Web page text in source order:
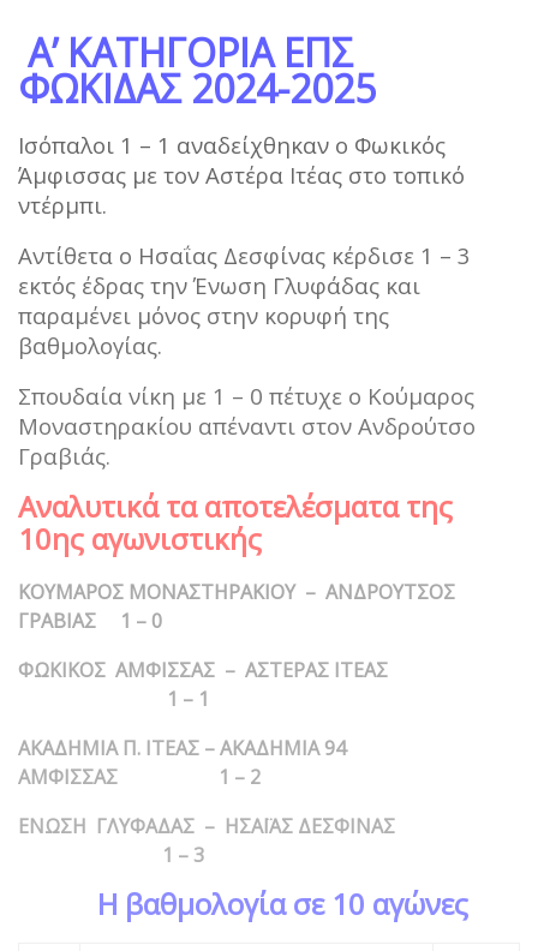
Α’ ΚΑΤΗΓΟΡΙΑ ΕΠΣ
ΦΩΚΙΔΑΣ 2024-2025
Ισόπαλοι 1 – 1 αναδείχθηκαν ο Φωκικός
Άμφισσας με τον Αστέρα Ιτέας στο τοπικό
ντέρμπι.
Αντίθετα ο Ησαΐας Δεσφίνας κέρδισε 1 – 3
εκτός έδρας την Ένωση Γλυφάδας και
παραμένει μόνος στην κορυφή της
βαθμολογίας.
Σπουδαία νίκη με 1 – 0 πέτυχε ο Κούμαρος
Μοναστηρακίου απέναντι στον Ανδρούτσο
Γραβιάς.
Αναλυτικά τα αποτελέσματα της
10ης αγωνιστικής
ΚΟΥΜΑΡΟΣ ΜΟΝΑΣΤΗΡΑΚΙΟΥ – ΑΝΔΡΟΥΤΣΟΣ
ΓΡΑΒΙΑΣ 1 – 0
ΦΩΚΙΚΟΣ ΑΜΦΙΣΣΑΣ – ΑΣΤΕΡΑΣ ΙΤΕΑΣ
1 – 1
ΑΚΑΔΗΜΙΑ Π. ΙΤΕΑΣ – ΑΚΑΔΗΜΙΑ 94
ΑΜΦΙΣΣΑΣ 1 – 2
ΕΝΩΣΗ ΓΛΥΦΑΔΑΣ – ΗΣΑΪΑΣ ΔΕΣΦΙΝΑΣ
1 – 3
Η βαθμολογία σε 10 αγώνες